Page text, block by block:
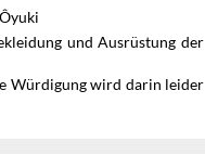
und Ausrüstung der
Würdigung wird darin leider